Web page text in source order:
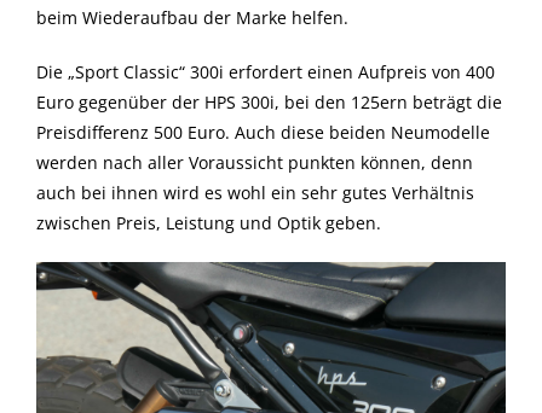
beim Wiederaufbau der Marke helfen.
Die „Sport Classic“ 300i erfordert einen Aufpreis von 400
Euro gegenüber der HPS 300i, bei den 125ern beträgt die
Preisdifferenz 500 Euro. Auch diese beiden Neumodelle
werden nach aller Voraussicht punkten können, denn
auch bei ihnen wird es wohl ein sehr gutes Verhältnis
zwischen Preis, Leistung und Optik geben.